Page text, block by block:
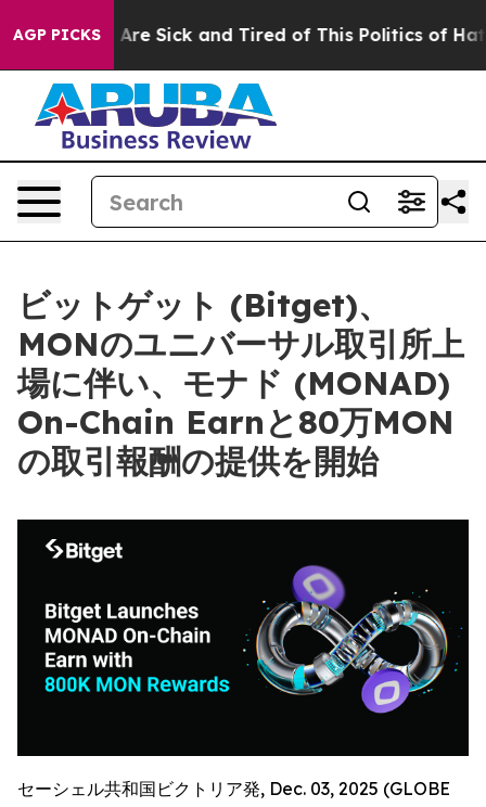
AGP PICKSAre Sick and Tired of This Politics of Hatred”
ビットゲット (Bitget)、
MONのユニバーサル取引所上
場に伴い、モナド (MONAD)
On-Chain Earnと80万MON
の取引報酬の提供を開始
セーシェル共和国ビクトリア発, Dec. 03, 2025 (GLOBE